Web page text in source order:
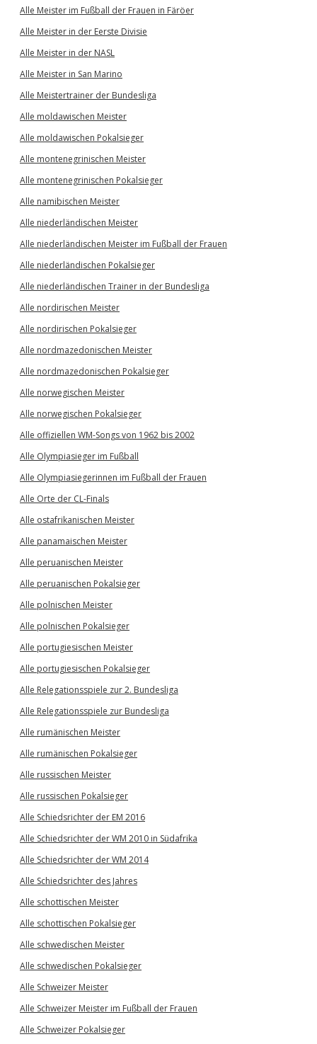
Alle Meister im Fußball der Frauen in Färöer
Alle Meister in der Eerste Divisie
Alle Meister in der NASL
Alle Meister in San Marino
Alle Meistertrainer der Bundesliga
Alle moldawischen Meister
Alle moldawischen Pokalsieger
Alle montenegrinischen Meister
Alle montenegrinischen Pokalsieger
Alle namibischen Meister
Alle niederländischen Meister
Alle niederländischen Meister im Fußball der Frauen
Alle niederländischen Pokalsieger
Alle niederländischen Trainer in der Bundesliga
Alle nordirischen Meister
Alle nordirischen Pokalsieger
Alle nordmazedonischen Meister
Alle nordmazedonischen Pokalsieger
Alle norwegischen Meister
Alle norwegischen Pokalsieger
Alle offiziellen WM-Songs von 1962 bis 2002
Alle Olympiasieger im Fußball
Alle Olympiasiegerinnen im Fußball der Frauen
Alle Orte der CL-Finals
Alle ostafrikanischen Meister
Alle panamaischen Meister
Alle peruanischen Meister
Alle peruanischen Pokalsieger
Alle polnischen Meister
Alle polnischen Pokalsieger
Alle portugiesischen Meister
Alle portugiesischen Pokalsieger
Alle Relegationsspiele zur 2. Bundesliga
Alle Relegationsspiele zur Bundesliga
Alle rumänischen Meister
Alle rumänischen Pokalsieger
Alle russischen Meister
Alle russischen Pokalsieger
Alle Schiedsrichter der EM 2016
Alle Schiedsrichter der WM 2010 in Südafrika
Alle Schiedsrichter der WM 2014
Alle Schiedsrichter des Jahres
Alle schottischen Meister
Alle schottischen Pokalsieger
Alle schwedischen Meister
Alle schwedischen Pokalsieger
Alle Schweizer Meister
Alle Schweizer Meister im Fußball der Frauen
Alle Schweizer Pokalsieger